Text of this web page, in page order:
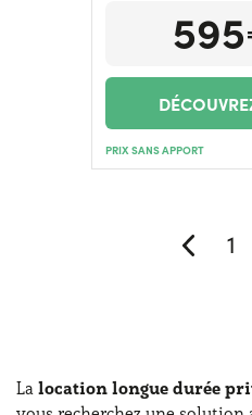
PRIX SANS APPORT
1
La location longue durée